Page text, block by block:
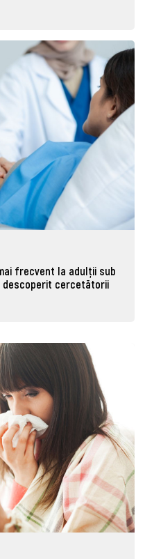
frecvent la adulţii sub
descoperit cercetătorii